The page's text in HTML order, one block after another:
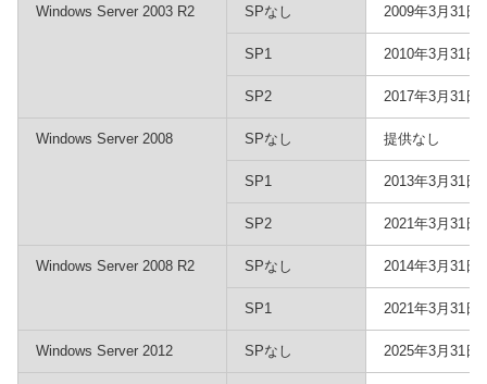
Windows Server 2003 R2 SPなし 2009年3月31日
SP1 2010年3月31日
SP2 2017年3月31日
Windows Server 2008 SPなし 提供なし
SP1 2013年3月31日
SP2 2021年3月31日
Windows Server 2008 R2 SPなし 2014年3月31日
SP1 2021年3月31日
Windows Server 2012 SPなし 2025年3月31日